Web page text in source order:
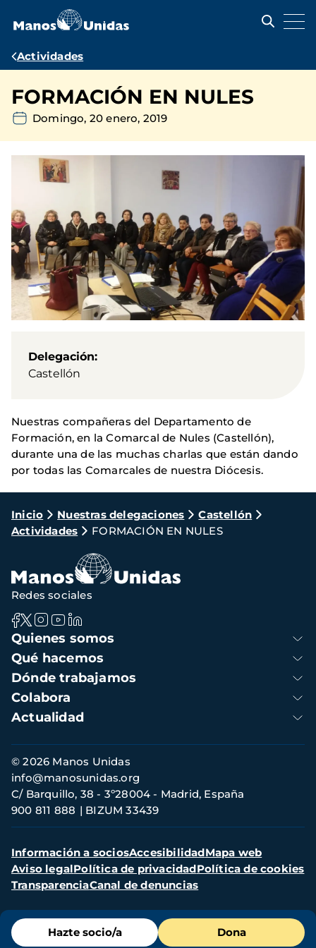
contenido
Ruta
navegación
Actividades
FORMACIÓN EN NULES
Domingo, 20 enero, 2019
Delegación
Castellón
Nuestras compañeras del Departamento de
Formación, en la Comarcal de Nules (Castellón),
durante una de las muchas charlas que están dando
por todas las Comarcales de nuestra Diócesis.
Ruta
de
navegación
Inicio Nuestras delegaciones
Castellón
Actividades
FORMACIÓN EN NULES
Menú
de
Hazte socio/a Dona
Navegación
principal
Quienes somos
Qué hacemos
Dónde trabajamos
Colabora
Actualidad
Redes sociales
Información
de
contacto
© 2026 Manos Unidas
C/ Barquillo, 38 - 3º28004 - Madrid, España
900 811 888
BIZUM 33439
info@manosunidas.org
Menú
secundario
Información a sociosAccesibilidadMapa web
Aviso legalPolítica de privacidadPolítica de cookies
TransparenciaCanal de denuncias